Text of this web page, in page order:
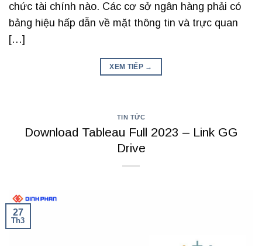
chức tài chính nào. Các cơ sở ngân hàng phải có
bảng hiệu hấp dẫn về mặt thông tin và trực quan
[…]
XEM TIẾP →
TIN TỨC
Download Tableau Full 2023 – Link GG
Drive
27
Th3